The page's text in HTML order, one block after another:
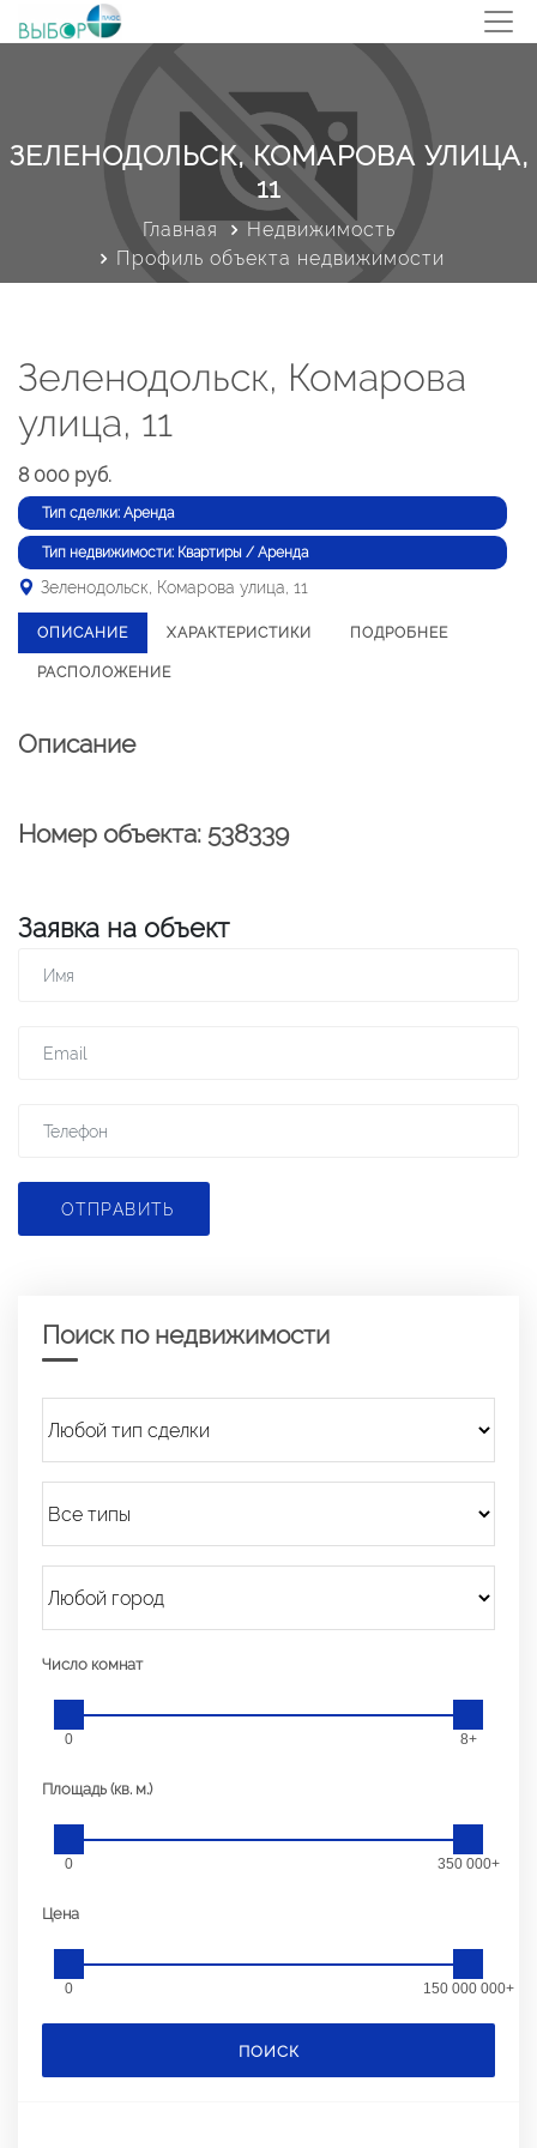
ЗЕЛЕНОДОЛЬСК, КОМАРОВА УЛИЦА,
11
Главная
Недвижимость
Профиль объекта недвижимости
Зеленодольск, Комарова
улица, 11
8 000 руб.
Тип сделки: Аренда
Тип недвижимости: Квартиры / Аренда
Зеленодольск, Комарова улица, 11
ОПИСАНИЕ ХАРАКТЕРИСТИКИ ПОДРОБНЕЕ
РАСПОЛОЖЕНИЕ
Описание
Номер объекта: 538339
Заявка на объект
ОТПРАВИТЬ
Поиск по недвижимости
Число комнат
0 8+
Площадь (кв. м.)
0 350 000+
Цена
0 150 000 000+
ПОИСК